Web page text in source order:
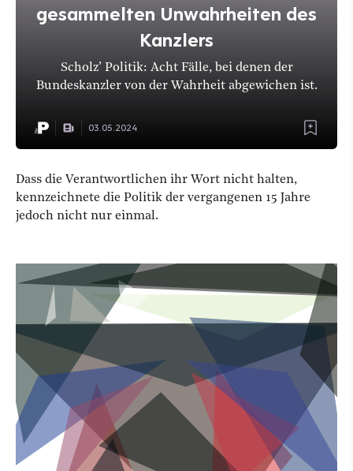
gesammelten Unwahrheiten des
Kanzlers
Scholz’ Politik: Acht Fälle, bei denen der
Bundeskanzler von der Wahrheit abgewichen ist.
03.05.2024
Dass die Verantwortlichen ihr Wort nicht halten,
kennzeichnete die Politik der vergangenen 15 Jahre
jedoch nicht nur einmal.